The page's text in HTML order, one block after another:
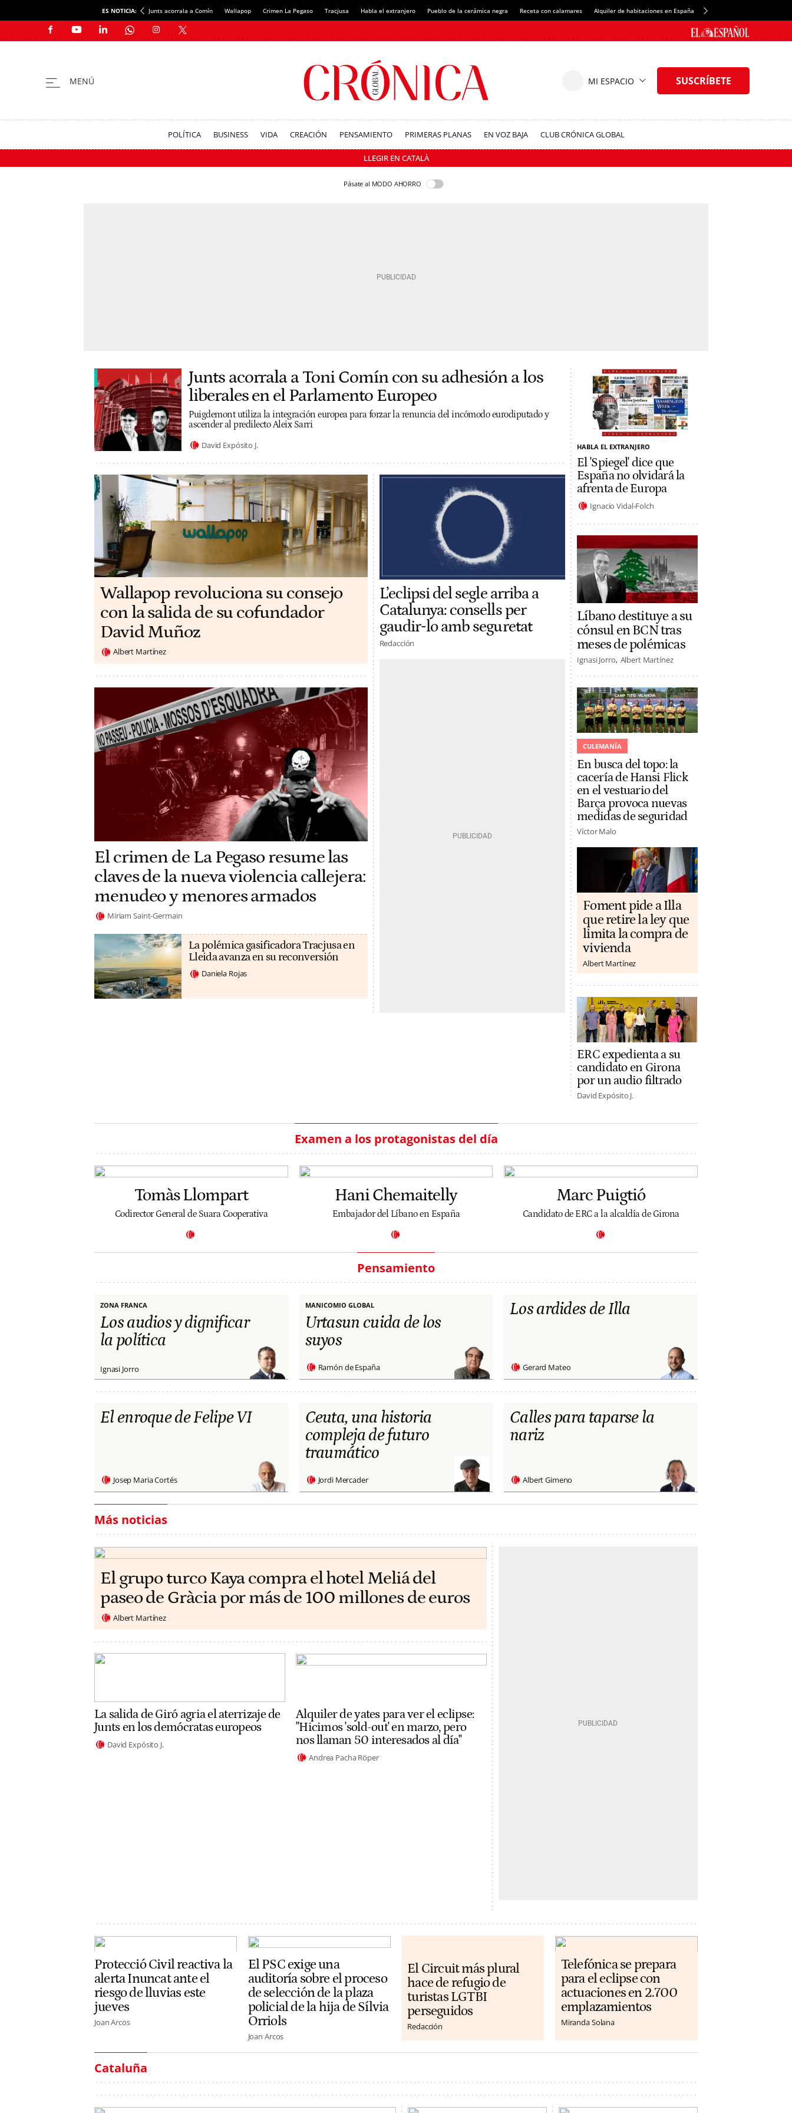
ES NOTICIA: Junts acorrala a Comín Wallapop Crimen La Pegaso Tracjusa Habla el extranjero Pueblo de la cerámica negra Receta con calamares Alquiler de habitaciones en España Crédito del Spotify Camp Nou
POLÍTICA BUSINESS VIDA CREACIÓN PENSAMIENTO PRIMERAS PLANAS EN VOZ BAJA CLUB CRÓNICA GLOBAL
LLEGIR EN CATALÀ
Pásate al MODO AHORRO
Junts acorrala a Toni Comín con su adhesión a los
liberales en el Parlamento Europeo
Puigdemont utiliza la integración europea para forzar la renuncia del incómodo eurodiputado y
ascender al predilecto Aleix Sarri
David Expósito J.
Wallapop revoluciona su consejo
con la salida de su cofundador
David Muñoz
Albert Martínez
El crimen de La Pegaso resume las
claves de la nueva violencia callejera:
menudeo y menores armados
Miriam Saint-Germain
La polémica gasificadora Tracjusa en
Lleida avanza en su reconversión
Daniela Rojas
L’eclipsi del segle arriba a
Catalunya: consells per
gaudir-lo amb seguretat
Redacción
HABLA EL EXTRANJERO
El 'Spiegel' dice que
España no olvidará la
afrenta de Europa
Ignacio Vidal-Folch
Líbano destituye a su
cónsul en BCN tras
meses de polémicas
Ignasi Jorro Albert Martínez
CULEMANÍA
En busca del topo: la
cacería de Hansi Flick
en el vestuario del
Barça provoca nuevas
medidas de seguridad
Víctor Malo
Foment pide a Illa
que retire la ley que
limita la compra de
vivienda
Albert Martínez
ERC expedienta a su
candidato en Girona
por un audio filtrado
David Expósito J.
Examen a los protagonistas del día
Tomàs Llompart
Codirector General de Suara Cooperativa
Hani Chemaitelly
Embajador del Líbano en España
Marc Puigtió
Candidato de ERC a la alcaldía de Girona
Pensamiento
ZONA FRANCA
Los audios y dignificar
la política
Ignasi Jorro
MANICOMIO GLOBAL
Urtasun cuida de los
suyos
Ramón de España
Los ardides de Illa
Gerard Mateo
El enroque de Felipe VI
Josep Maria Cortés
Ceuta, una historia
compleja de futuro
traumático
Jordi Mercader
Calles para taparse la
nariz
Albert Gimeno
Más noticias
El grupo turco Kaya compra el hotel Meliá del
paseo de Gràcia por más de 100 millones de euros
Albert Martínez
La salida de Giró agria el aterrizaje de
Junts en los demócratas europeos
David Expósito J.
Alquiler de yates para ver el eclipse:
"Hicimos 'sold-out' en marzo, pero
nos llaman 50 interesados al día"
Andrea Pacha Röper
Protecció Civil reactiva la
alerta Inuncat ante el
riesgo de lluvias este
jueves
Joan Arcos
El PSC exige una
auditoría sobre el proceso
de selección de la plaza
policial de la hija de Sílvia
Orriols
Joan Arcos
El Circuit más plural
hace de refugio de
turistas LGTBI
perseguidos
Redacción
Telefónica se prepara
para el eclipse con
actuaciones en 2.700
emplazamientos
Miranda Solana
Cataluña